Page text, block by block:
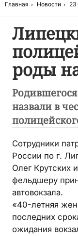
Главная Новости 23
роды
назвали в
Сотрудники
России по г.
Олег Крутских
фельдшеру
автовокзала.
«40-летняя
последних
ожидания